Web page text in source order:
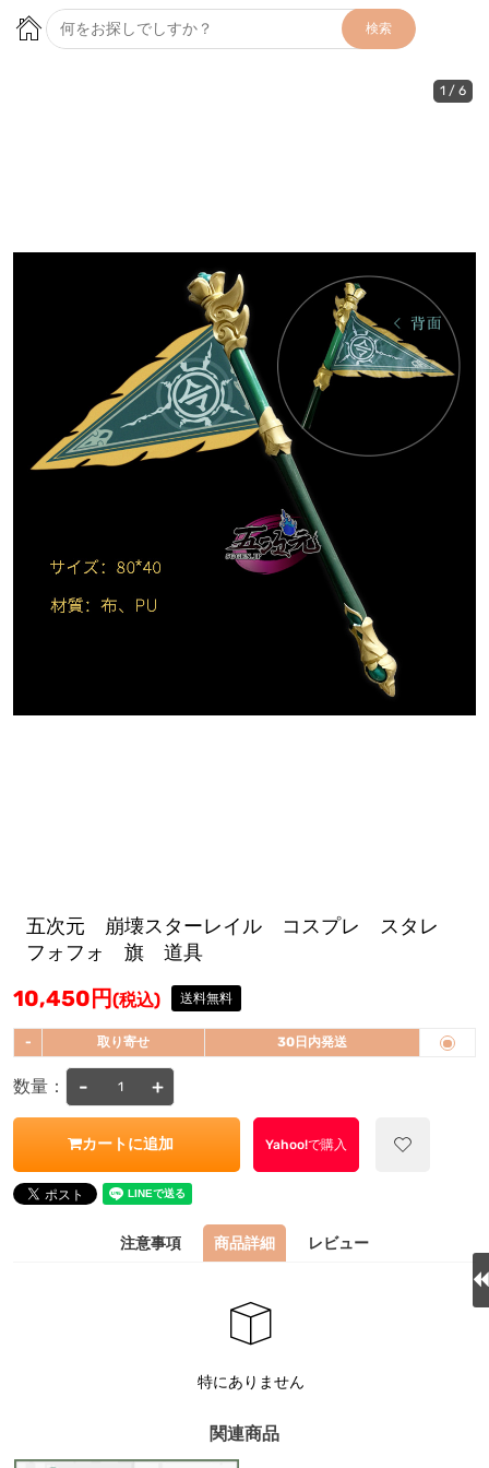
検索
1 / 6
五次元 崩壊スターレイル コスプレ スタレ
フォフォ 旗 道具
10,450 円(税込) 送料無料
- 取り寄せ 30日内発送
数量： - +
カートに追加 Yahoo!で購入
注意事項 商品詳細 レビュー
特にありません
関連商品